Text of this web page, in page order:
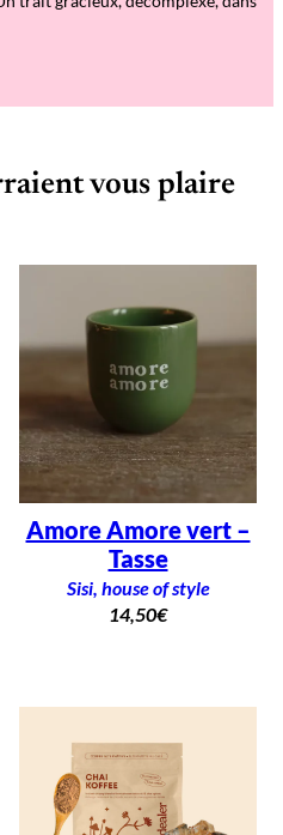
vous plaire
Amore Amore vert –
Tasse
Sisi, house of style
14,50€